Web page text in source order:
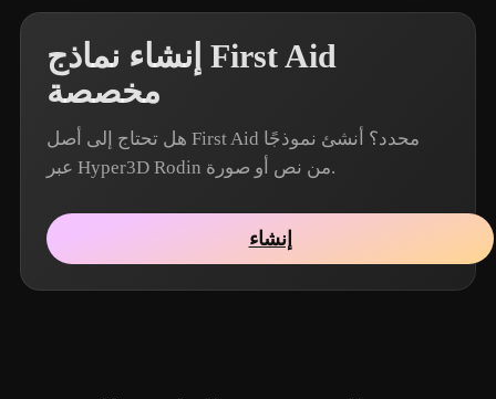
إنشاء نماذج First Aid
مخصصة
هل تحتاج إلى أصل First Aid محدد؟ أنشئ نموذجًا
عبر Hyper3D Rodin من نص أو صورة.
إنشاء